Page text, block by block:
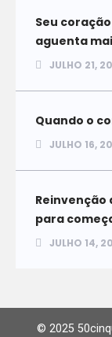
Seu
aguenta
JULHO 21,
Quando o
JULHO 16,
Reinvenção
para
JULHO 14,
© 2025